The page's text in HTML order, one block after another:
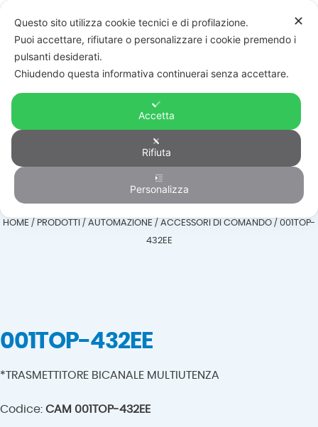
Accessori di
comando
HOME / PRODOTTI / AUTOMAZIONE / ACCESSORI DI COMANDO / 001TOP-
432EE
001TOP-432EE
*TRASMETTITORE BICANALE MULTIUTENZA
Codice: CAM 001TOP-432EE
✕
Questo sito utilizza cookie tecnici e di profilazione.
Puoi accettare, rifiutare o personalizzare i cookie premendo i
pulsanti desiderati.
Chiudendo questa informativa continuerai senza accettare.
Accetta
Rifiuta
Personalizza